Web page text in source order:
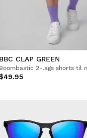
Fra $9.95
BBC CLAP GREEN
Boombastic 2-lags shorts til